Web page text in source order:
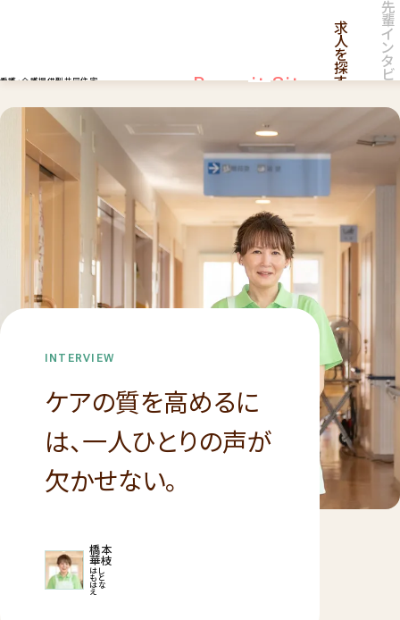
看護・介護提供型共同住宅 Recruit Site
採用サイト
求
人
を
探
す
先
輩
イ
ン
タ
ビ
ュ
採
覧
INTERVIEW
ケアの質を高めるに
は、一人ひとりの声が
欠かせない。
橋本
華枝
はし
もと
はな
え